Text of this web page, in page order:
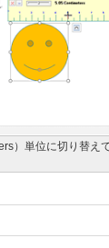
）単位に切り替え